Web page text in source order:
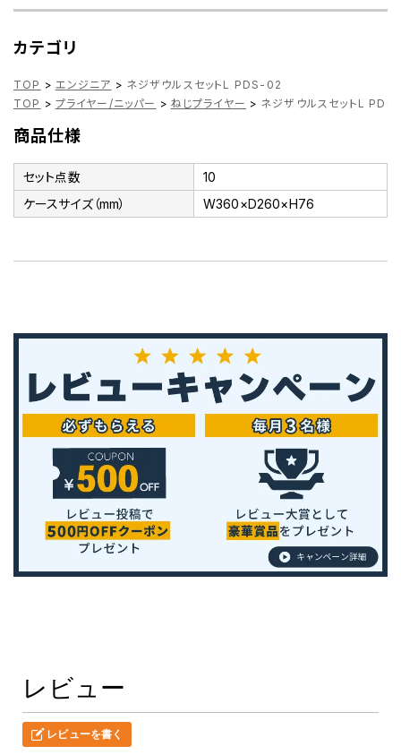
カテゴリ
TOP > エンジニア > ネジザウルスセットL PDS-02
TOP > プライヤー/ニッパー > ねじプライヤー > ネジザウルスセットL
商品仕様
セット点数
10
ケースサイズ（mm）
W360×D260×H76
レビュー
レビューを書く